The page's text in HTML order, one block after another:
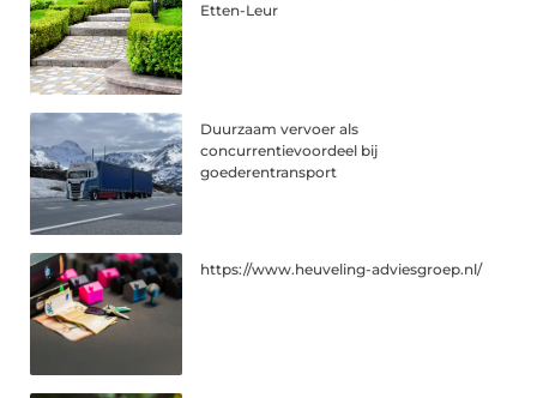
Etten-Leur
Duurzaam vervoer als
concurrentievoordeel bij
goederentransport
https://www.heuveling-adviesgroep.nl/